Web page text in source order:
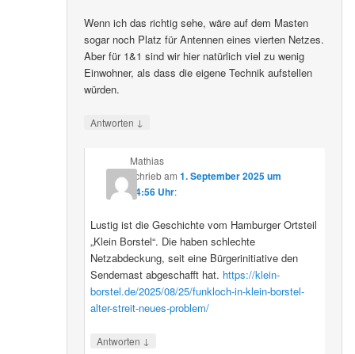
Wenn ich das richtig sehe, wäre auf dem Masten
sogar noch Platz für Antennen eines vierten Netzes.
Aber für 1&1 sind wir hier natürlich viel zu wenig
Einwohner, als dass die eigene Technik aufstellen
würden.
Antworten ↓
Mathias
schriebam 1. September 2025 um
14:56 Uhr:
Lustig ist die Geschichte vom Hamburger Ortsteil
„Klein Borstel“. Die haben schlechte
Netzabdeckung, seit eine Bürgerinitiative den
Sendemast abgeschafft hat. https://klein-
borstel.de/2025/08/25/funkloch-in-klein-borstel-
alter-streit-neues-problem/
Antworten ↓